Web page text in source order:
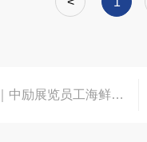
食味欢聚，聚力同行｜中励展览员工海鲜自助聚餐圆满落幕